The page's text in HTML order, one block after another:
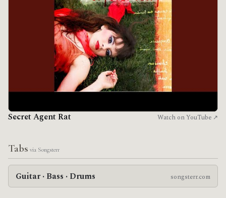
Secret Agent Rat Watch on YouTube ↗
Tabs via Songsterr
Guitar · Bass · Drums songsterr.com